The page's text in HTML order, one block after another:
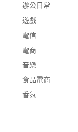
辦公日常
遊戲
電信
電商
音樂
食品電商
香氛